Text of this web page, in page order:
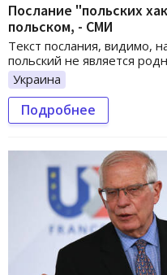
Послание "польских
польском, - СМИ
Текст послания, видимо,
польский не является
Украина
Подробнее